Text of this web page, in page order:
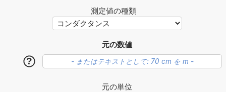
測定値の種類
元の数値
?
元の単位